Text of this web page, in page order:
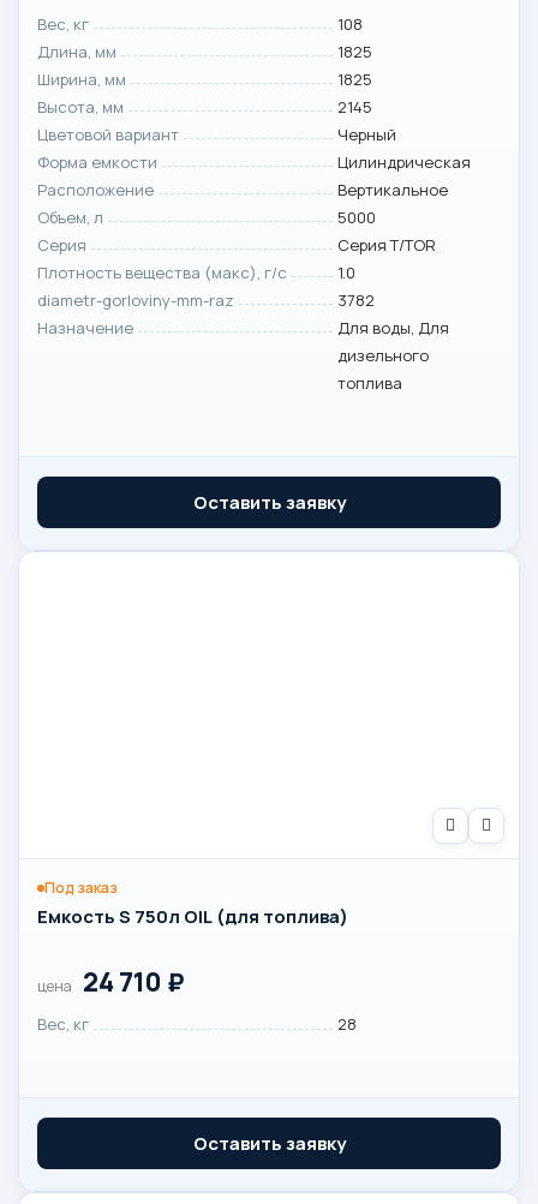
Вес, кг
108
Длина, мм
1825
Ширина, мм
1825
Высота, мм
2145
Цветовой вариант
Черный
Форма емкости
Цилиндрическая
Расположение
Вертикальное
Объем, л
5000
Серия
Серия T/TOR
Плотность вещества (макс), г/с
1.0
diametr-gorloviny-mm-raz
3782
Назначение
Для воды, Для
дизельного
топлива
Оставить заявку
Под заказ
Емкость S 750л OIL (для топлива)
цена 24 710 ₽
Вес, кг 28
Оставить заявку